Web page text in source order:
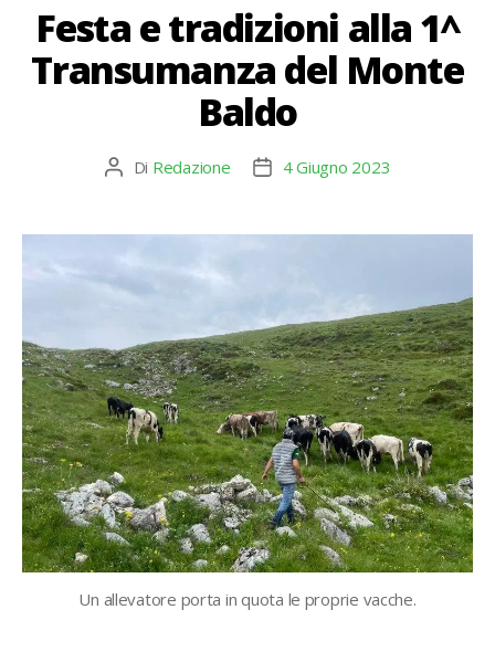
Festa e tradizioni alla 1^
Transumanza del Monte
Baldo
Autore
Di Redazione
Data4 Giugno 2023
Un allevatore porta in quota le proprie vacche.